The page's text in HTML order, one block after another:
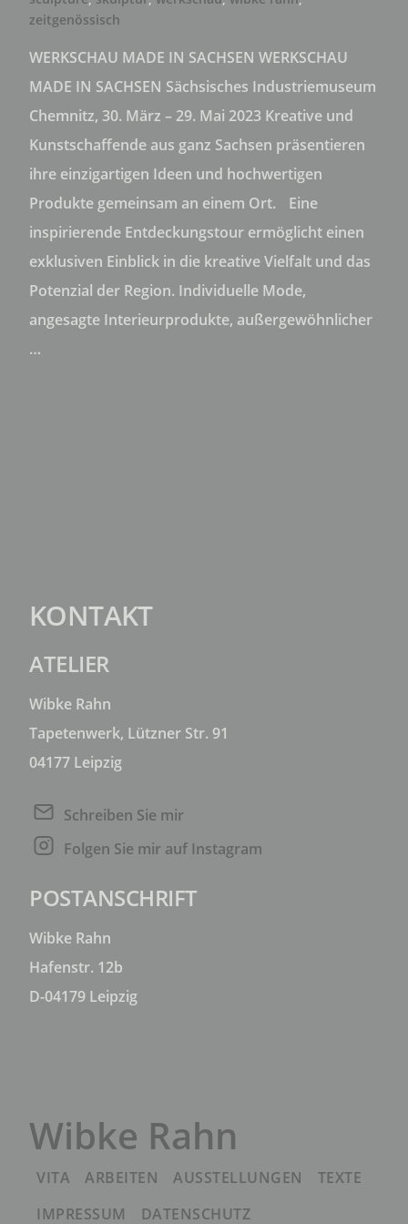
zeitgenössisch
WERKSCHAU MADE IN SACHSEN WERKSCHAU
MADE IN SACHSEN Sächsisches Industriemuseum
Chemnitz, 30. März – 29. Mai 2023 Kreative und
Kunstschaffende aus ganz Sachsen präsentieren
ihre einzigartigen Ideen und hochwertigen
Produkte gemeinsam an einem Ort. Eine
inspirierende Entdeckungstour ermöglicht einen
exklusiven Einblick in die kreative Vielfalt und das
Potenzial der Region. Individuelle Mode,
angesagte Interieurprodukte, außergewöhnlicher
…
KONTAKT
ATELIER
Wibke Rahn
Tapetenwerk, Lützner Str. 91
04177 Leipzig
Schreiben Sie mir
Folgen Sie mir auf Instagram
POSTANSCHRIFT
Wibke Rahn
Hafenstr. 12b
D-04179 Leipzig
Wibke Rahn
VITA ARBEITEN AUSSTELLUNGEN
TEXTE
IMPRESSUM
DATENSCHUTZ